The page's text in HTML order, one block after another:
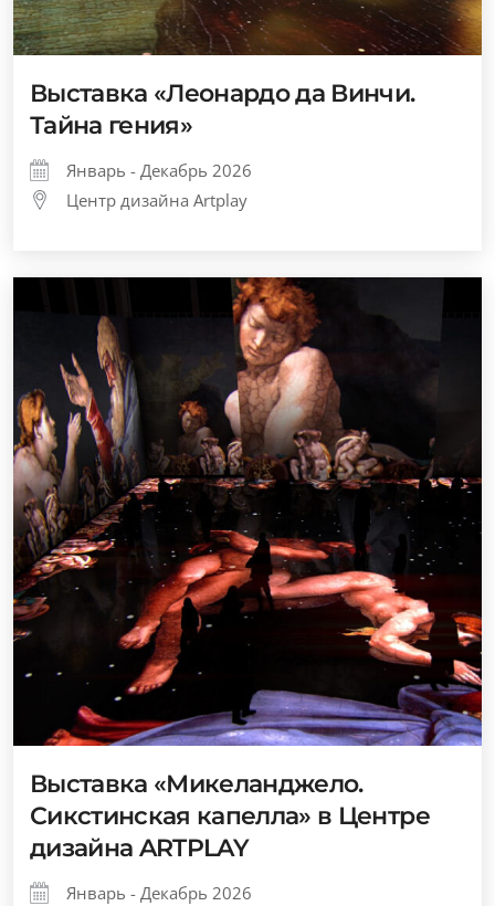
Выставка «Леонардо да Винчи.
Тайна гения»
Январь - Декабрь 2026
Центр дизайна Artplay
Выставка «Микеланджело.
Сикстинская капелла» в Центре
дизайна ARTPLAY
Январь - Декабрь 2026